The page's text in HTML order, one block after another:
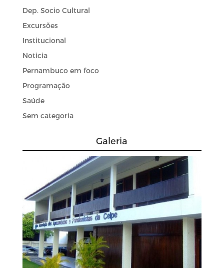
Dep. Socio Cultural
Excursões
Institucional
Noticia
Pernambuco em foco
Programação
Saúde
Sem categoria
Galeria